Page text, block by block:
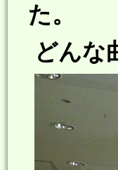
た。
どんな